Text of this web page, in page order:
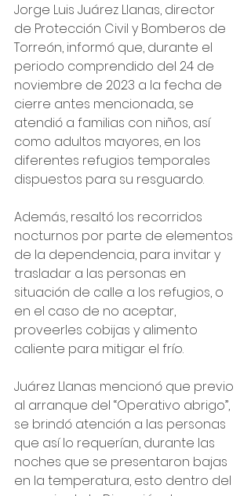
Jorge Luis Juárez Llanas, director
de Protección Civil y Bomberos de
Torreón, informó que, durante el
periodo comprendido del 24 de
noviembre de 2023 a la fecha de
cierre antes mencionada, se
atendió a familias con niños, así
como adultos mayores, en los
diferentes refugios temporales
dispuestos para su resguardo.
Además, resaltó los recorridos
nocturnos por parte de elementos
de la dependencia, para invitar y
trasladar a las personas en
situación de calle a los refugios, o
en el caso de no aceptar,
proveerles cobijas y alimento
caliente para mitigar el frío.
Juárez Llanas mencionó que previo
al arranque del “Operativo abrigo”,
se brindó atención a las personas
que así lo requerían, durante las
noches que se presentaron bajas
en la temperatura, esto dentro del